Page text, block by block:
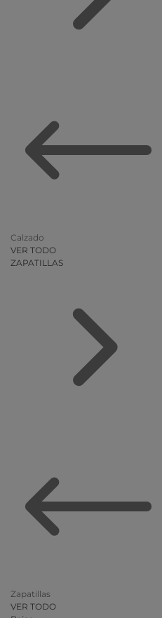
Calzado
VER TODO
ZAPATILLAS
Zapatillas
VER TODO